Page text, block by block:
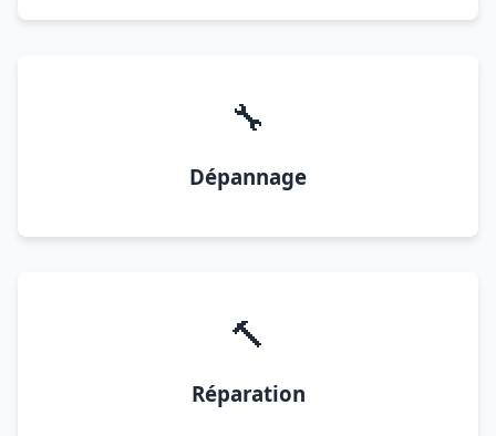
🔧
Dépannage
🔨
Réparation